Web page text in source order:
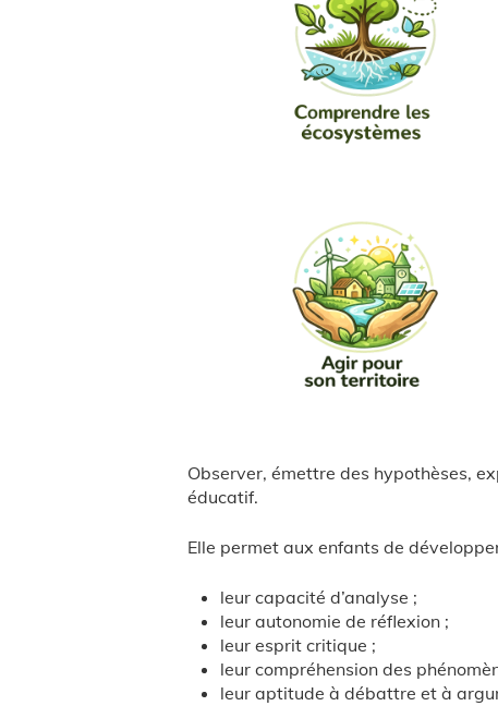
Observer, émettre des hypothèses,
éducatif.
Elle permet aux enfants de
leur capacité d’analyse ;
leur autonomie de réflexion ;
leur esprit critique ;
leur compréhension des
leur aptitude à débattre et à